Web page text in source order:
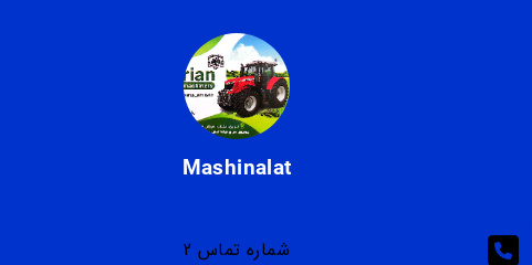
Mashinalat
شماره تماس 2